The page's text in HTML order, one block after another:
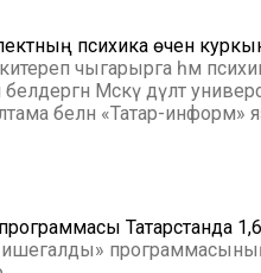
психика өчен
китереп чыгарырга һәм
белән «Татар-информ»
Татарстанда
ишегалды»